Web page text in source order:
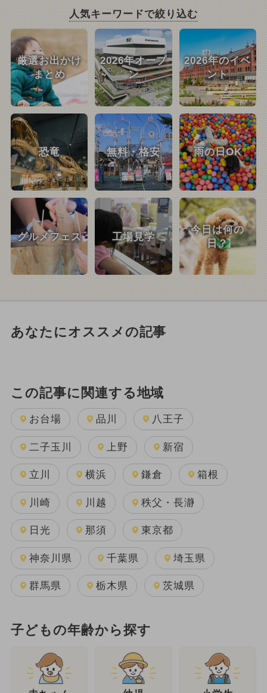
人気キーワードで絞り込む
厳選お出かけ
まとめ
2026年オープ
ン
2026年のイベ
ント
恐竜 無料・格安 雨の日OK
グルメフェス 工場見学
今日は何の
日？
あなたにオススメの記事
この記事に関連する地域
お台場 品川 八王子
二子玉川 上野 新宿
立川 横浜 鎌倉 箱根
川崎 川越 秩父・長瀞
日光 那須 東京都
神奈川県 千葉県 埼玉県
群馬県 栃木県 茨城県
子どもの年齢から探す